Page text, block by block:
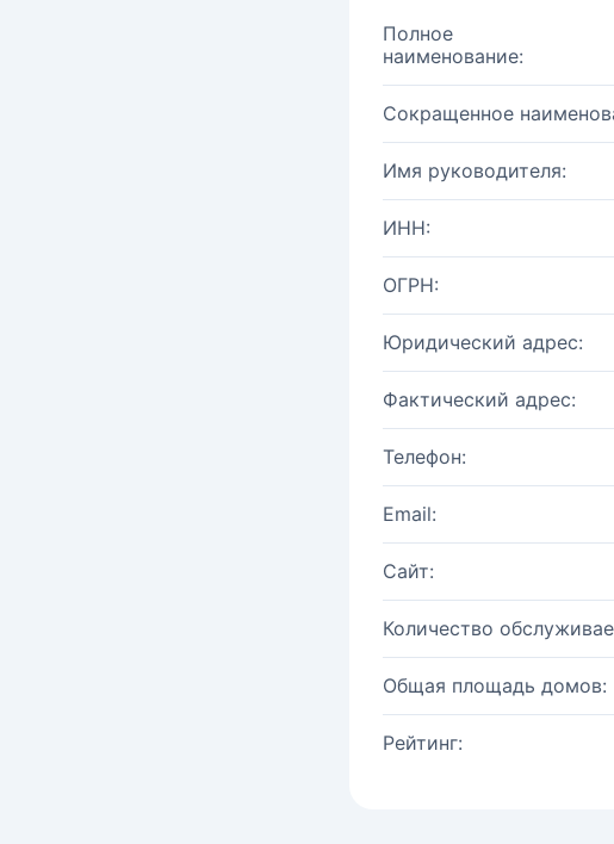
Полное
наименование:
Сокращенное
Имя руководителя:
ИНН:
ОГРН:
Юридический адрес:
Фактический адрес:
Телефон:
Email:
Сайт:
Количество
Общая площадь домов:
Рейтинг: